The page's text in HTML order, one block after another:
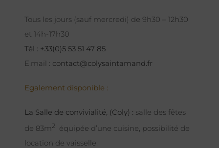
Tous les jours (sauf mercredi) de 9h30 – 12h30
et 14h-17h30
Tél : +33(0)5 53 51 47 85
E.mail : contact@colysaintamand.fr
Egalement disponible :
La Salle de convivialité, (Coly) : salle des fêtes
de 83m2
équipée d’une cuisine, possibilité de
location de vaisselle.